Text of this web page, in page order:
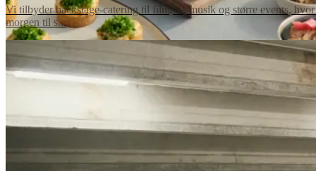
Vi tilbyder backstage-catering til film, tv, musik og større events,
morgen til s...